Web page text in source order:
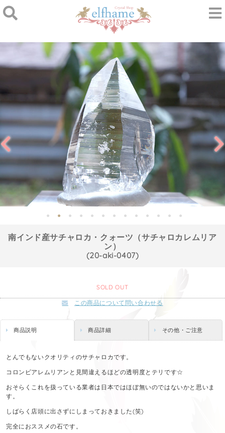
南インド産サチャロカ・クォーツ（サチャロカレムリア
ン）
(20-aki-0407)
SOLD OUT
この商品について問い合わせる
商品説明 商品詳細 その他・ご注意
とんでもないクオリティのサチャロカです。
コロンビアレムリアンと見間違えるほどの透明度とテリです☆
おそらくこれを扱っている業者は日本ではほぼ無いのではないかと思いま
す。
しばらく店頭に出さずにしまっておきました(笑)
完全におススメの石です。